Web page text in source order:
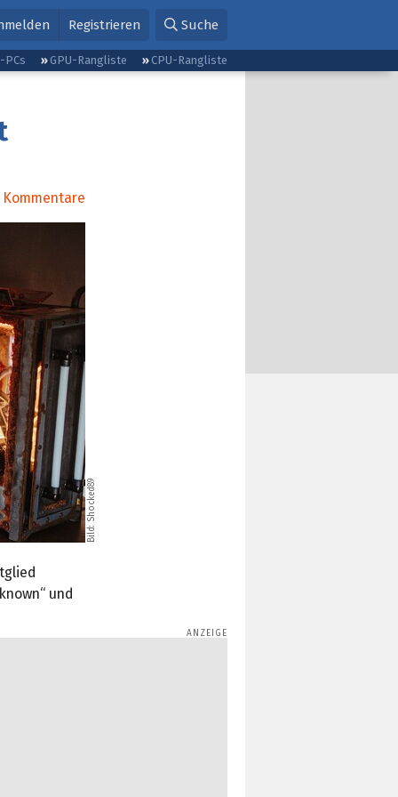
Registrieren Suche
PCs GPU-Rangliste CPU-Rangliste
Kommentare
Bild: Shocked89
und